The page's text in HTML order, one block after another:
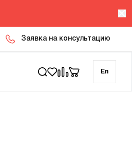
Заявка на консультацию
En